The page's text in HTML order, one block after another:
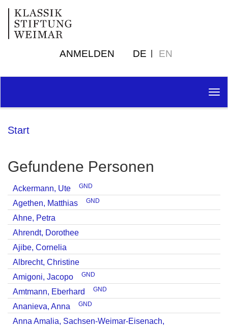
ANMELDEN DE EN
Start
Gefundene Personen
Ackermann, Ute GND
Agethen, Matthias GND
Ahne, Petra
Ahrendt, Dorothee
Ajibe, Cornelia
Albrecht, Christine
Amigoni, Jacopo
GND
Amtmann, Eberhard GND
Ananieva, Anna GND
Anna Amalia, Sachsen-Weimar-Eisenach,